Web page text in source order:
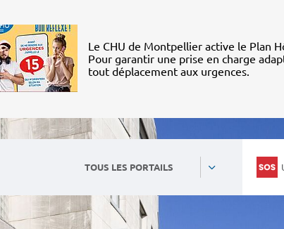
Le CHU de Montpellier active le Plan
Pour garantir une prise en charge
tout déplacement aux urgences.
TOUS LES PORTAILS